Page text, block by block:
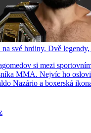
své hrdiny. Dvě
si mezi
MMA. Nejvíc ho
Nazário a boxerská